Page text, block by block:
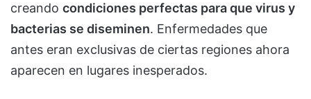
creando condiciones perfectas para que virus y
bacterias se diseminen. Enfermedades que
antes eran exclusivas de ciertas regiones ahora
aparecen en lugares inesperados.